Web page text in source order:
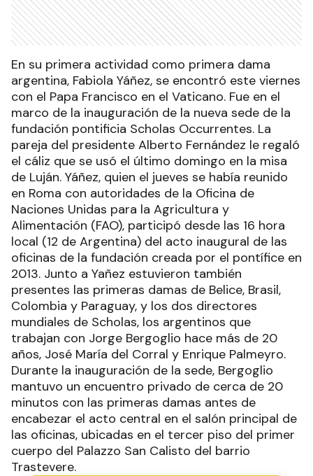
En su primera actividad como primera dama
argentina, Fabiola Yáñez, se encontró este viernes
con el Papa Francisco en el Vaticano. Fue en el
marco de la inauguración de la nueva sede de la
fundación pontificia Scholas Occurrentes. La
pareja del presidente Alberto Fernández le regaló
el cáliz que se usó el último domingo en la misa
de Luján. Yáñez, quien el jueves se había reunido
en Roma con autoridades de la Oficina de
Naciones Unidas para la Agricultura y
Alimentación (FAO), participó desde las 16 hora
local (12 de Argentina) del acto inaugural de las
oficinas de la fundación creada por el pontífice en
2013. Junto a Yañez estuvieron también
presentes las primeras damas de Belice, Brasil,
Colombia y Paraguay, y los dos directores
mundiales de Scholas, los argentinos que
trabajan con Jorge Bergoglio hace más de 20
años, José María del Corral y Enrique Palmeyro.
Durante la inauguración de la sede, Bergoglio
mantuvo un encuentro privado de cerca de 20
minutos con las primeras damas antes de
encabezar el acto central en el salón principal de
las oficinas, ubicadas en el tercer piso del primer
cuerpo del Palazzo San Calisto del barrio
Trastevere.